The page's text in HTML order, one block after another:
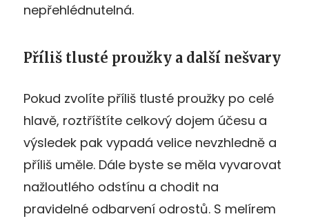
nepřehlédnutelná.
Příliš tlusté proužky a další nešvary
Pokud zvolíte příliš tlusté proužky po celé
hlavě, roztříštíte celkový dojem účesu a
výsledek pak vypadá velice nevzhledně a
příliš uměle. Dále byste se měla vyvarovat
nažloutlého odstínu a chodit na
pravidelné odbarvení odrostů. S melírem